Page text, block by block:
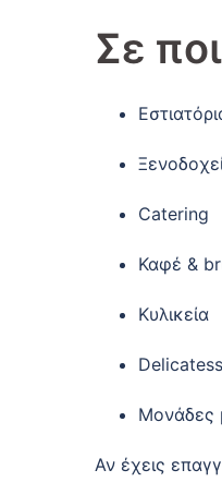
Σε
Catering
Καφέ &
Κυλικεία
Μονάδες
Αν έχεις